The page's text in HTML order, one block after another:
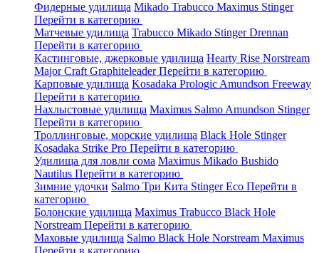
Фидерные удилища Mikado Trabucco Maximus Stinger
Перейти в категорию
Матчевые удилища Trabucco Mikado StingerDrennan
Перейти в категорию
Кастинговые, джерковые удилища Hearty Rise Norstream
Major Craft GraphiteleaderПерейти в категорию
Карповые удилища Kosadaka Prologic Amundson Freeway
Перейти в категорию
Нахлыстовые удилища Maximus Salmo Amundson Stinger
Перейти в категорию
Троллинговые, морские удилища Black Hole Stinger
Kosadaka Strike Pro Перейти в категорию
Удилища для ловли сома Maximus Mikado Bushido
Nautilus Перейти в категорию
Зимние удочки Salmo Три Кита StingerEco Перейти в
категорию
Болонские удилища Maximus Trabucco Black Hole
Norstream Перейти в категорию
Маховые удилища Salmo Black Hole Norstream Maximus
Перейти в категорию